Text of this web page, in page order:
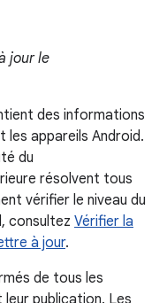
jour le
des informations
appareils Android.
du
résolvent tous
vérifier le niveau du
consultez Vérifier la
à jour.
de tous les
leur publication. Les